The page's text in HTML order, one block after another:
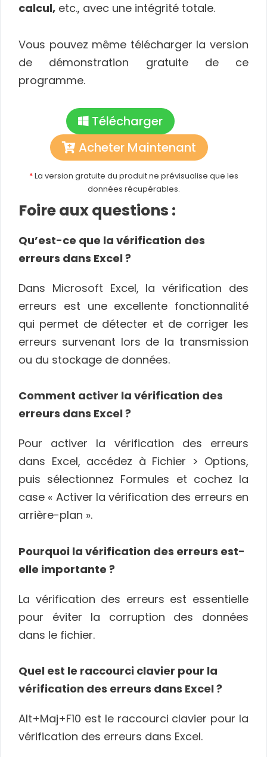
calcul, etc., avec une intégrité totale.
Vous pouvez même télécharger la version
de démonstration gratuite de ce
programme.
Télécharger
Acheter Maintenant
*La version gratuite du produit ne prévisualise que les
données récupérables.
Foire aux questions :
Qu’est-ce que la vérification des
erreurs dans Excel ?
Dans Microsoft Excel, la vérification des
erreurs est une excellente fonctionnalité
qui permet de détecter et de corriger les
erreurs survenant lors de la transmission
ou du stockage de données.
Comment activer la vérification des
erreurs dans Excel ?
Pour activer la vérification des erreurs
dans Excel, accédez à Fichier > Options,
puis sélectionnez Formules et cochez la
case « Activer la vérification des erreurs en
arrière-plan ».
Pourquoi la vérification des erreurs est-
elle importante ?
La vérification des erreurs est essentielle
pour éviter la corruption des données
dans le fichier.
Quel est le raccourci clavier pour la
vérification des erreurs dans Excel ?
Alt+Maj+F10 est le raccourci clavier pour la
vérification des erreurs dans Excel.